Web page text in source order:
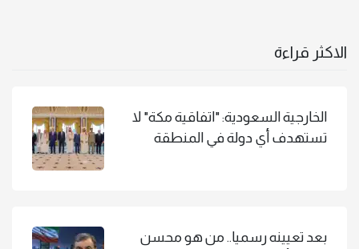
الاكثر قراءة
الخارجية السعودية: "اتفاقية مكة" لا
تستهدف أي دولة في المنطقة
بعد تعيينه رسميا.. من هو محسن